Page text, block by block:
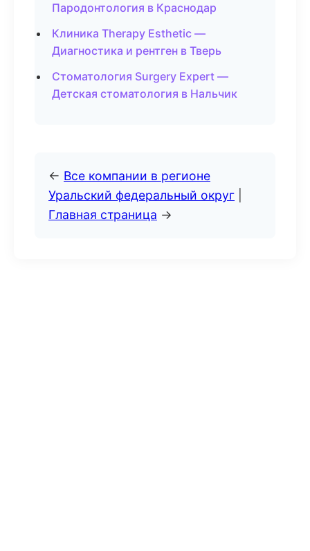
Пародонтология в Краснодар
Клиника Therapy Esthetic —
Диагностика и рентген в Тверь
Стоматология Surgery Expert —
Детская стоматология в Нальчик
← Все компании в регионе
Уральский федеральный округ
Главная страница →